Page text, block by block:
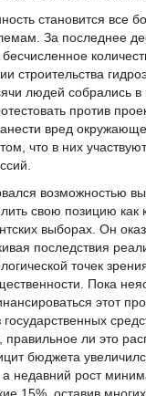
становится все
За последнее
строительства
людей собрались в
против
вред
том, что в них
возможностью
свою позицию как
выборах. Он
последствия
точек
Пока
этот
правильное ли это
бюджета
недавний рост